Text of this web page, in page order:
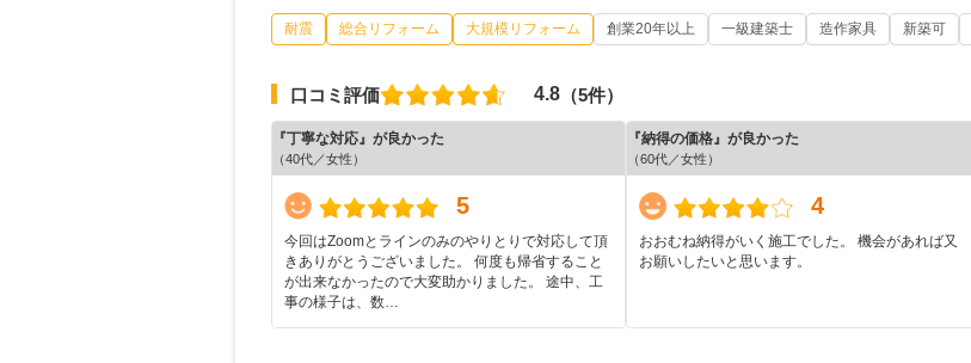
耐震 総合リフォーム 大規模リフォーム 創業20年以上 一級建築士 造作家具 新築可
口コミ評価 4.8 （5件）
『丁寧な対応』が良かった
（40代／女性）
5
今回はZoomとラインのみのやりとりで対応して頂
きありがとうございました。 何度も帰省すること
が出来なかったので大変助かりました。 途中、工
事の様子は、数…
『納得の価格』が良かった
（60代／女性）
4
おおむね納得がいく施工でした。 機会があれば又
お願いしたいと思います。